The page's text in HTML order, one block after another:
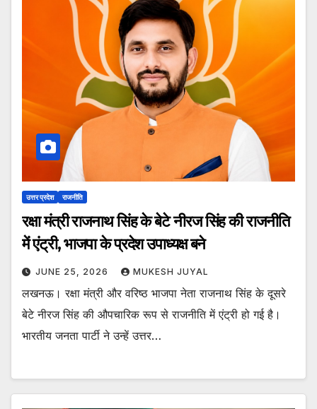
उत्तर प्रदेश राजनीति
रक्षा मंत्री राजनाथ सिंह के बेटे नीरज सिंह की राजनीति
में एंट्री, भाजपा के प्रदेश उपाध्यक्ष बने
JUNE 25, 2026 MUKESH JUYAL
लखनऊ। रक्षा मंत्री और वरिष्ठ भाजपा नेता राजनाथ सिंह के दूसरे
बेटे नीरज सिंह की औपचारिक रूप से राजनीति में एंट्री हो गई है।
भारतीय जनता पार्टी ने उन्हें उत्तर…